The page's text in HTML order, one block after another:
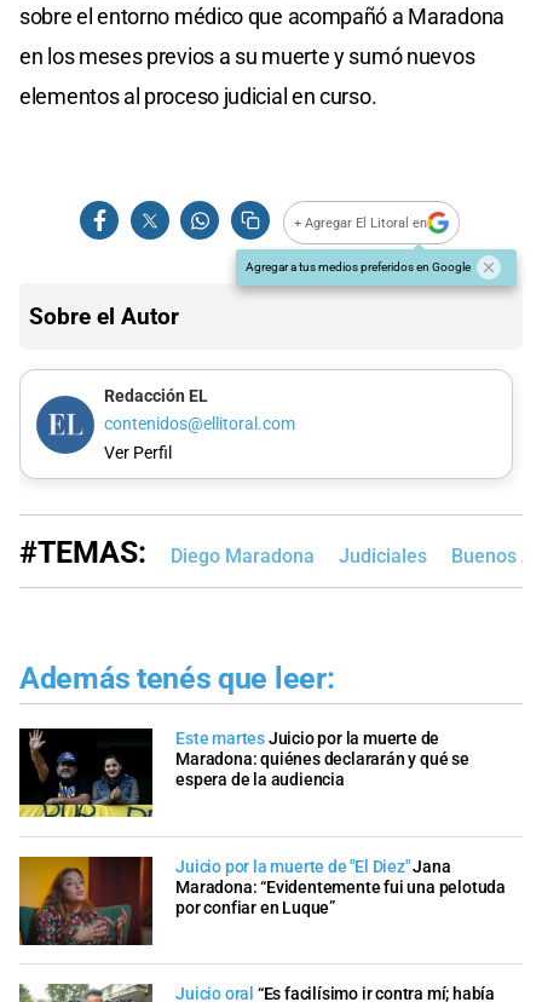
sobre el entorno médico que acompañó a Maradona
en los meses previos a su muerte y sumó nuevos
elementos al proceso judicial en curso.
+ Agregar El Litoral en
Agregar a tus medios preferidos en Google
Sobre el Autor
Redacción EL
contenidos@ellitoral.com
Ver Perfil
#TEMAS: Diego Maradona Judiciales Buenos
Además tenés que leer:
Este martesJuicio por la muerte de
Maradona: quiénes declararán y qué se
espera de la audiencia
Juicio por la muerte de "El Diez"Jana
Maradona: “Evidentemente fui una pelotuda
por confiar en Luque”
Juicio oral “Es facilísimo ir contra mí; había